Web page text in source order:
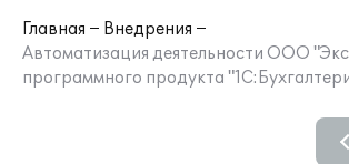
Главная
Внедрения
Автоматизация деятельности ООО
программного продукта